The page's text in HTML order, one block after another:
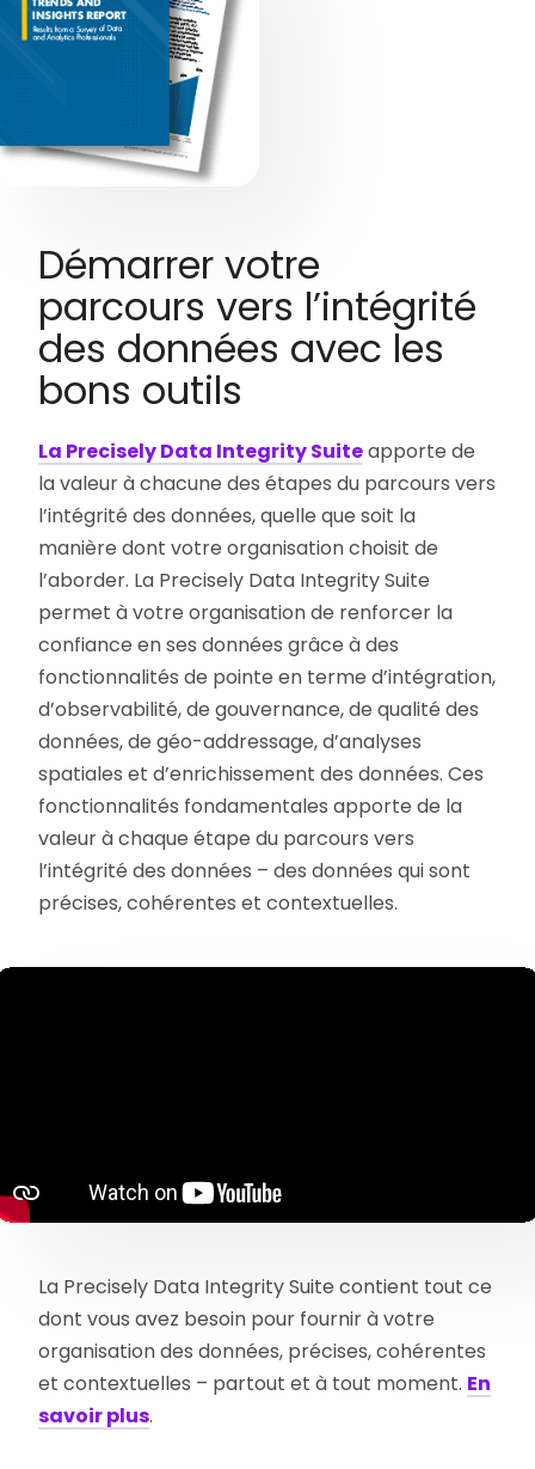
Démarrer votre
parcours vers l’intégrité
des données avec les
bons outils
La Precisely Data Integrity Suiteapporte de
la valeur à chacune des étapes du parcours vers
l’intégrité des données, quelle que soit la
manière dont votre organisation choisit de
l’aborder. La Precisely Data Integrity Suite
permet à votre organisation de renforcer la
confiance en ses données grâce à des
fonctionnalités de pointe en terme d’intégration,
d’observabilité, de gouvernance, de qualité des
données, de géo-addressage, d’analyses
spatiales et d’enrichissement des données. Ces
fonctionnalités fondamentales apporte de la
valeur à chaque étape du parcours vers
l’intégrité des données – des données qui sont
précises, cohérentes et contextuelles.
La Precisely Data Integrity Suite contient tout ce
dont vous avez besoin pour fournir à votre
organisation des données, précises, cohérentes
et contextuelles – partout et à tout moment. En
savoir plus.